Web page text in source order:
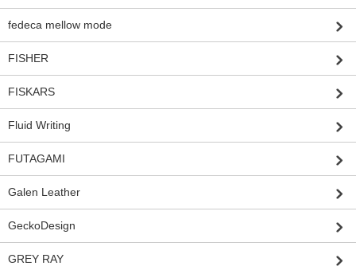
fedeca mellow mode
FISHER
FISKARS
Fluid Writing
FUTAGAMI
Galen Leather
GeckoDesign
GREY RAY